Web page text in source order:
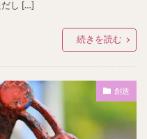
し […]
続きを読む
創造